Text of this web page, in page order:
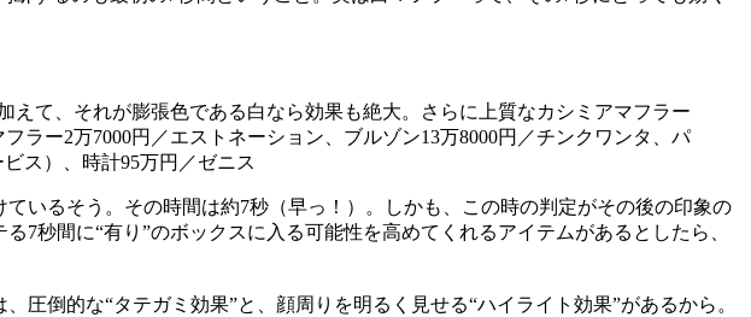
て、それが膨張色である白なら効果も絶大。さらに上質なカシミアマフラー
ラー2万7000円／エストネーション、ブルゾン13万8000円／チンクワンタ、パ
ス）、時計95万円／ゼニス
いるそう。その時間は約7秒（早っ！）。しかも、この時の判定がその後の印象の
7秒間に“有り”のボックスに入る可能性を高めてくれるアイテムがあるとしたら、
倒的な“タテガミ効果”と、顔周りを明るく見せる“ハイライト効果”があるから。